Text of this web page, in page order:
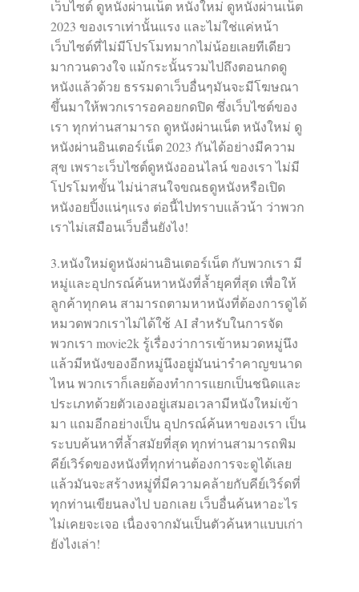
เว็บไซต์ ดูหนังผ่านเน็ต หนังใหม่ ดูหนังผ่านเน็ต
2023 ของเราเท่านั้นแรง และไม่ใช่แค่หน้า
เว็บไซต์ที่ไม่มีโปรโมทมากไม่น้อยเลยทีเดียว
มากวนดวงใจ แม้กระนั้นรวมไปถึงตอนกดดู
หนังแล้วด้วย ธรรมดาเว็บอื่นๆมันจะมีโฆษณา
ขึ้นมาให้พวกเรารอคอยกดปิด ซึ่งเว็บไซต์ของ
เรา ทุกท่านสามารถ ดูหนังผ่านเน็ต หนังใหม่ ดู
หนังผ่านอินเตอร์เน็ต 2023 กันได้อย่างมีความ
สุข เพราะเว็บไซต์ดูหนังออนไลน์ ของเรา ไม่มี
โปรโมทขั้น ไม่น่าสนใจขณธดูหนังหรือเปิด
หนังอยปิ้งแน่ๆแรง ต่อนี้ไปทราบแล้วน้า ว่าพวก
เราไม่เสมือนเว็บอื่นยังไง!
3.หนังใหม่ดูหนังผ่านอินเตอร์เน็ต กับพวกเรา มี
หมู่และอุปกรณ์ค้นหาหนังที่ล้ำยุคที่สุด เพื่อให้
ลูกค้าทุกคน สามารถตามหาหนังที่ต้องการดูได้
หมวดพวกเราไม่ได้ใช้ AI สำหรับในการจัด
พวกเรา movie2k รู้เรื่องว่าการเข้าหมวดหมู่นึง
แล้วมีหนังของอีกหมู่นึงอยู่มันน่ารำคาญขนาด
ไหน พวกเราก็เลยต้องทำการแยกเป็นชนิดและ
ประเภทด้วยตัวเองอยู่เสมอเวลามีหนังใหม่เข้า
มา แถมอีกอย่างเป็น อุปกรณ์ค้นหาของเรา เป็น
ระบบค้นหาที่ล้ำสมัยที่สุด ทุกท่านสามารถพิม
คีย์เวิร์ดของหนังที่ทุกท่านต้องการจะดูได้เลย
แล้วมันจะสร้างหมู่ที่มีความคล้ายกับคีย์เวิร์ดที่
ทุกท่านเขียนลงไป บอกเลย เว็บอื่นค้นหาอะไร
ไม่เคยจะเจอ เนื่องจากมันเป็นตัวค้นหาแบบเก่า
ยังไงเล่า!